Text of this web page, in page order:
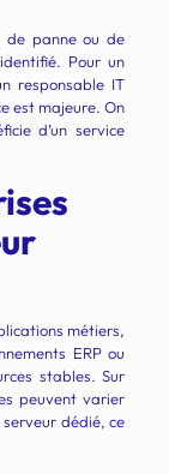
de panne ou de
Pour un
responsable IT
est majeure. On
d’un service
métiers,
ERP ou
stables. Sur
peuvent varier
dédié, ce